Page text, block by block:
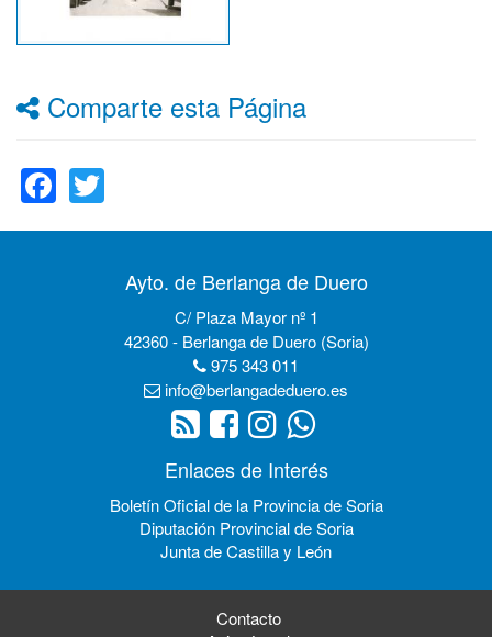
Comparte esta Página
Facebook
Ayto. de Berlanga de Duero
C/ Plaza Mayor nº 1
42360 - Berlanga de Duero (Soria)
975 343 011
info@berlangadeduero.es
Enlaces de Interés
Boletín Oficial de la Provincia de Soria
Diputación Provincial de Soria
Junta de Castilla y León
Contacto